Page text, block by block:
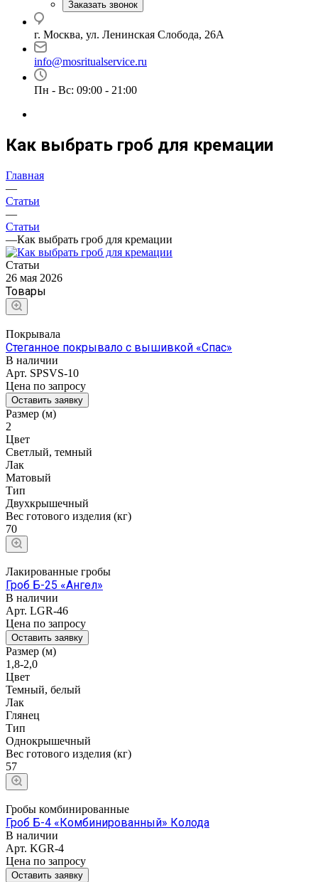
Заказать звонок
г. Москва, ул. Ленинская Слобода, 26А
info@mosritualservice.ru
Пн - Вс: 09:00 - 21:00
Как выбрать гроб для кремации
Главная
—
Статьи
—
Cтатьи
—Как выбрать гроб для кремации
Cтатьи
26 мая 2026
Товары
Покрывала
Стеганное покрывало с вышивкой «Спас»
В наличии
Арт. SPSVS-10
Цена по запросу
Оставить заявку
Размер (м)
2
Цвет
Светлый, темный
Лак
Матовый
Тип
Двухкрышечный
Вес готового изделия (кг)
70
Лакированные гробы
Гроб Б-25 «Ангел»
В наличии
Арт. LGR-46
Цена по запросу
Оставить заявку
Размер (м)
1,8-2,0
Цвет
Темный, белый
Лак
Глянец
Тип
Однокрышечный
Вес готового изделия (кг)
57
Гробы комбинированные
Гроб Б-4 «Комбинированный» Колода
В наличии
Арт. KGR-4
Цена по запросу
Оставить заявку